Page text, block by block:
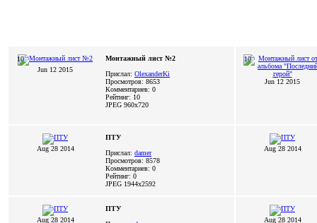
10
Jun 12 2015
Монтажный лист №2
Прислал: OlexanderKi
Просмотров: 8653
Комментариев: 0
Рейтинг: 10
JPEG 960x720
10
Jun 12 2015
Aug 28 2014
ПТУ
Прислал: damer
Просмотров: 8578
Комментариев: 0
Рейтинг: 0
JPEG 1944x2592
Aug 28 2014
Aug 28 2014
ПТУ
Aug 28 2014